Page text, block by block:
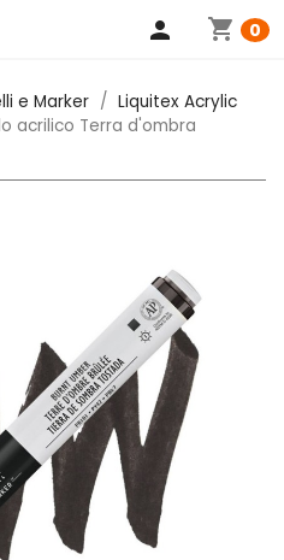
shopping_cart 0
person
e Marker
Liquitex Acrylic
acrilico Terra d'ombra